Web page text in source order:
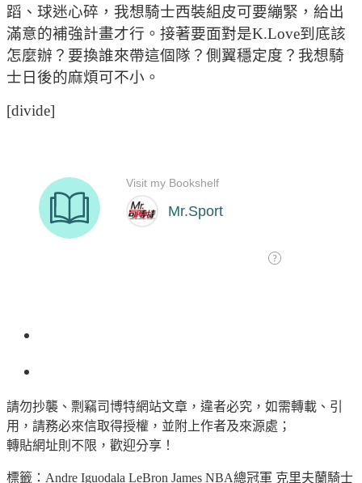
蹈、球迷心碎，我想騎士西裝組皮可要繃緊，給出
滿意的補強計畫才行。接著要面對是K.Love到底該
怎麼辦？要換誰來帶這個隊？側翼穩定度？我想騎
士日後的麻煩可不小。
[divide]
請勿抄襲、剽竊司博特網站文章，違者必究，如需轉載、引
用，請務必來信取得授權，並附上作者及來源處；
轉貼網址則不限，歡迎分享！
標籤： Andre Iguodala LeBron James NBA總冠軍 克里夫蘭騎士